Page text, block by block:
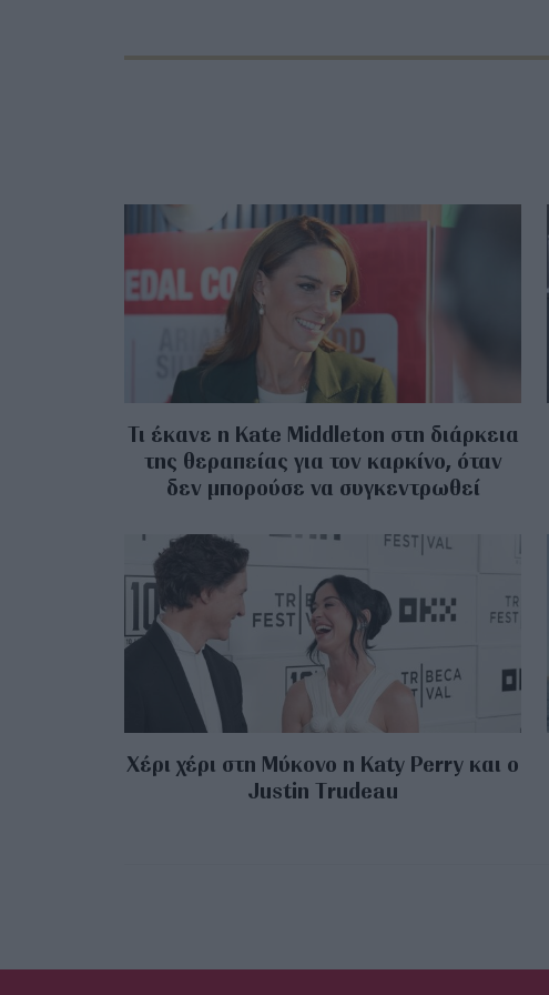
Τι έκανε η Kate Middleton στη διάρκεια
της θεραπείας για τον καρκίνο, όταν
δεν μπορούσε να συγκεντρωθεί
Χέρι χέρι στη Μύκονο η Katy Perry και ο
Justin Trudeau